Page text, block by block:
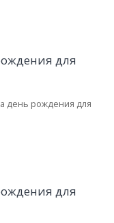
день рождения для